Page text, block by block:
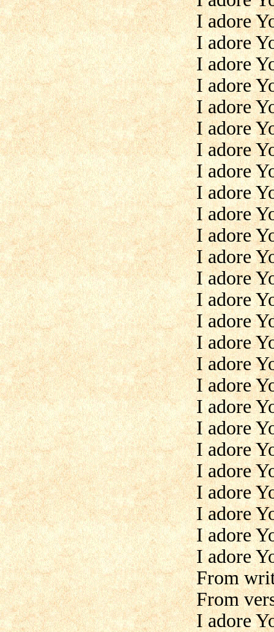
I adore
I adore
I adore
I adore
I adore
I adore
I adore
I adore
I adore
I adore
I adore
I adore
I adore
I adore
I adore
I adore
I adore
I adore
I adore
I adore
I adore
I adore
I adore
I adore
I adore
I adore
From
From
I adore